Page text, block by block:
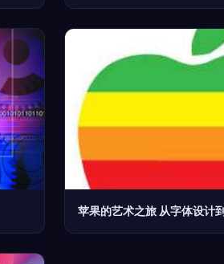
苹果的艺术之旅 从字体设计